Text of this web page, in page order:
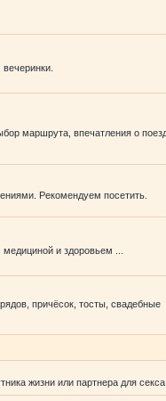
маршрута, впечатления о
Рекомендуем посетить.
и здоровьем ...
причёсок, тосты, свадебные
жизни или партнера для